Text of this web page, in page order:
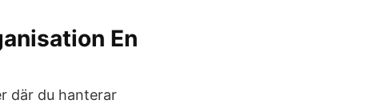
En
där du hanterar